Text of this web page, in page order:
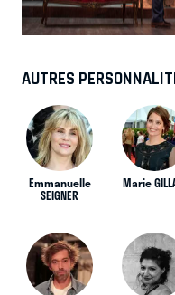
AUTRES
Emmanuelle
SEIGNER
Marie